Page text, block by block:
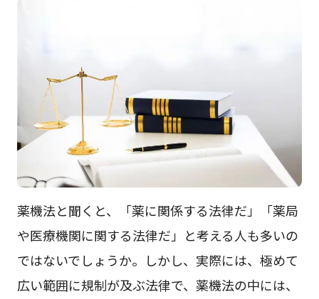
薬機法と聞くと、「薬に関係する法律だ」「薬局
や医療機関に関する法律だ」と考える人も多いの
ではないでしょうか。しかし、実際には、極めて
広い範囲に規制が及ぶ法律で、薬機法の中には、